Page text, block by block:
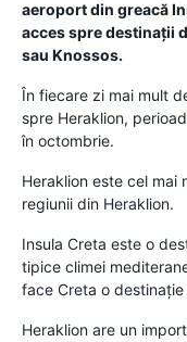
aeroport din greacă
acces spre destinaţii
sau Knossos.
În fiecare zi mai mult
spre Heraklion,
în octombrie.
Heraklion este cel mai
regiunii din Heraklion.
Insula Creta este o
tipice climei
face Creta o
Heraklion are un